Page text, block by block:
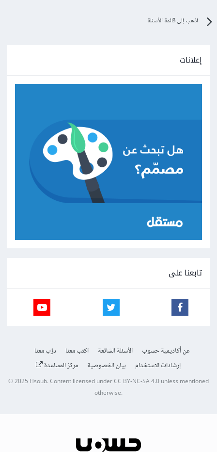
اذهب إلى قائمة الأسئلة
إعلانات
تابعنا على
عن أكاديمية حسوب الأسئلة الشائعة اكتب معنا
درّب معنا
إرشادات الاستخدام
بيان الخصوصية مركز المساعدة
© 2025Hsoub.Content licensed underCC BY-NC-SA 4.0unless mentioned
otherwise.